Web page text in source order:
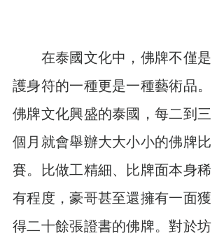
在泰國文化中，佛牌不僅是
護身符的一種更是一種藝術品。
佛牌文化興盛的泰國，每二到三
個月就會舉辦大大小小的佛牌比
賽。比做工精細、比牌面本身稀
有程度，豪哥甚至還擁有一面獲
得二十餘張證書的佛牌。對於坊